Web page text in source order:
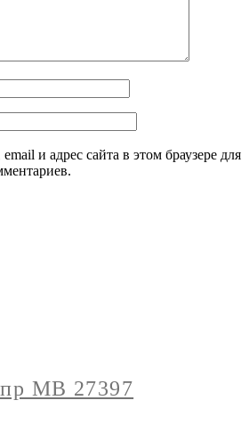
и адрес сайта в этом браузере для
МВ 27397